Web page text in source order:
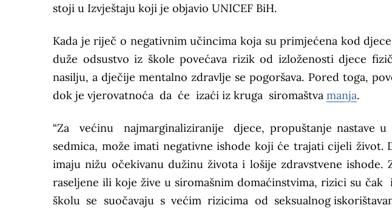
stoji u Izvještaju koji je objavio UNICEF BiH.
Kada je riječ o negativnim učincima koja su primjećena kod
duže odsustvo iz škole povećava rizik od izloženosti djece
nasilju, a dječije mentalno zdravlje se pogoršava. Pored toga,
dok je vjerovatnoća da će izaći iz kruga siromaštva manja.
“Za većinu najmarginaliziranije djece, propuštanje nastave
sedmica, može imati negativne ishode koji će trajati cijeli život.
imaju nižu očekivanu dužinu života i lošije zdravstvene ishode.
raseljene ili koje žive u siromašnim domaćinstvima, rizici su
školu se suočavaju s većim rizicima od seksualnog